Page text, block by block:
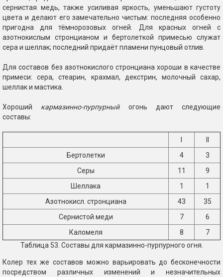
сернистая медь, также усиливая яркость, уменьшают густоту
цвета и делают его замечательно чистым: последняя особенно
пригодна для тёмнорозовых огней. Для красных огней с
азотнокислым стронцианом и бертолеткой примесью служат
сера и шеллак; последний придаёт пламени пунцовый отлив.
Для составов без азотнокислого стронциана хороши в качестве
примеси: сера, стеарин, крахмал, декстрин, молочный сахар,
шеллак и мастика.
Хороший кармазинно-пурпурныйогонь дают следующие
составы:
Бертолетки
4
3
Серы
11
9
Шеллака
1
1
Азотнокисл. стронциана
43
35
Сернистой меди
7
6
Каломеля
8
7
Таблица 53. Составы для кармазинно-пурпурного огня.
Колер тех же составов можно варьировать до бесконечности
посредством различных изменений и незначительных